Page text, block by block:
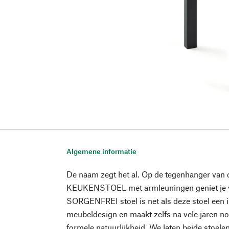
Algemene informatie
De naam zegt het al. Op de tegenhanger van
KEUKENSTOEL met armleuningen geniet
SORGENFREI stoel is net als deze stoel
meubeldesign en maakt zelfs na vele jaren